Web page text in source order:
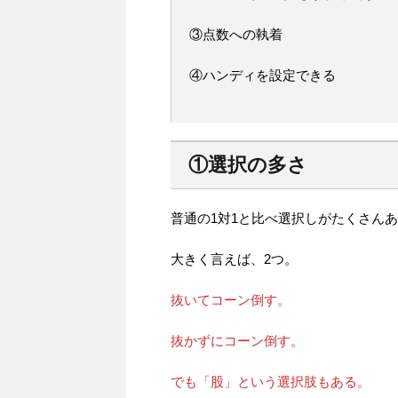
③点数への執着
④ハンディを設定できる
①選択の多さ
普通の1対1と比べ選択しがたくさんあ
大きく言えば、2つ。
抜いてコーン倒す。
抜かずにコーン倒す。
でも「股」という選択肢もある。